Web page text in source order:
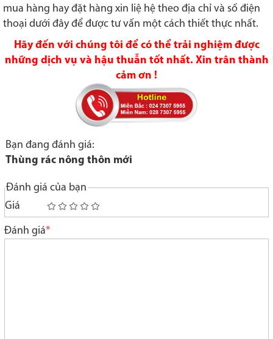
mua hàng hay đặt hàng xin liệ hệ theo địa chỉ và số điện
thoại dưới đây để được tư vấn một cách thiết thực nhất.
Hãy đến với chúng tôi để có thể trải nghiệm được
những dịch vụ và hậu thuẫn tốt nhất. Xin trân thành
cảm ơn !
Bạn đang đánh giá:
Thùng rác nông thôn mới
Đánh giá của bạn
Giá
1
star
2
stars
3
stars
4
stars
5
stars
Đánh giá